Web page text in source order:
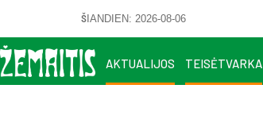
ŠIANDIEN: 2026-08-06
AKTUALIJOS TEISĖTVARKA